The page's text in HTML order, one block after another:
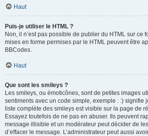
Haut
Puis-je utiliser le HTML ?
Non, il n’est pas possible de publier du HTML sur ce
mises en forme permises par le HTML peuvent être
BBCodes.
Haut
Que sont les smileys ?
Les smileys, ou émoticônes, sont de petites images
sentiments avec un code simple, exemple : :) signifie
liste complète des smileys est visible sur la page de
Essayez toutefois de ne pas en abuser. Ils peuvent
message illisible et un modérateur peut décider de
d’effacer le message. L’administrateur peut aussi